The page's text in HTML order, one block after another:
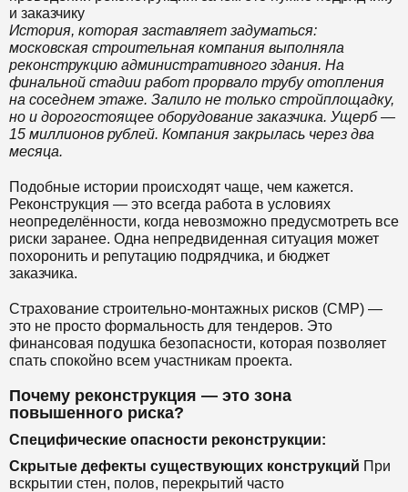
и заказчику
История, которая заставляет задуматься:
московская строительная компания выполняла
реконструкцию административного здания. На
финальной стадии работ прорвало трубу отопления
на соседнем этаже. Залило не только стройплощадку,
но и дорогостоящее оборудование заказчика. Ущерб —
15 миллионов рублей. Компания закрылась через два
месяца.
Подобные истории происходят чаще, чем кажется.
Реконструкция — это всегда работа в условиях
неопределённости, когда невозможно предусмотреть все
риски заранее. Одна непредвиденная ситуация может
похоронить и репутацию подрядчика, и бюджет
заказчика.
Страхование строительно-монтажных рисков (СМР) —
это не просто формальность для тендеров. Это
финансовая подушка безопасности, которая позволяет
спать спокойно всем участникам проекта.
Почему реконструкция — это зона
повышенного риска?
Специфические опасности реконструкции:
Скрытые дефекты существующих конструкций При
вскрытии стен, полов, перекрытий часто